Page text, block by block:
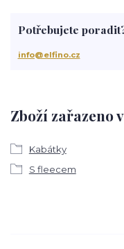
Zboží zařazeno
Kabátky
S fleecem
Potřebujete
info@elfino.cz